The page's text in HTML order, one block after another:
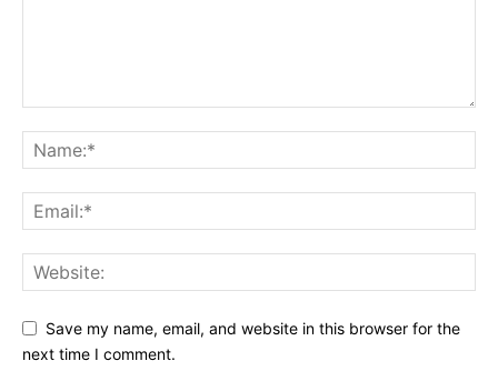
Save my name, email, and website in this browser for the
next time I comment.